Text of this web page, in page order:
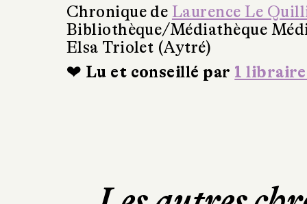
Chronique de Laurence Le
Bibliothèque/Médiathèque
Elsa Triolet (Aytré)
❤ Lu et conseillé par 1